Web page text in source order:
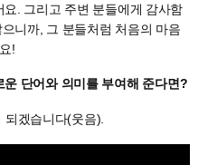
. 그리고 주변 분들에게 감사함
니까, 그 분들처럼 처음의 마음
!
운 단어와 의미를 부여해 준다면?
되겠습니다(웃음).